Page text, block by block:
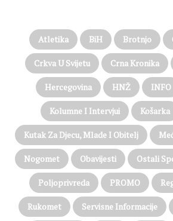
Atletika BiH Brotnjo
Crkva U Svijetu Crna Kronika
Hercegovina HNŽ INFO
Kolumne I Intervjui Košarka
Kutak Za Djecu, Mlade I Obitelj
Nogomet Obavijesti Ostali
Poljoprivreda PROMO
Rukomet Servisne Informacije